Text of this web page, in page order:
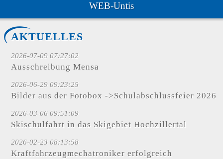
WEB-Untis
AKTUELLES
2026-07-09 07:27:02
Ausschreibung Mensa
2026-06-29 09:23:25
Bilder aus der Fotobox ->Schulabschlussfeier 2026
2026-03-06 09:51:09
Skischulfahrt in das Skigebiet Hochzillertal
2026-02-23 08:13:58
Kraftfahrzeugmechatroniker erfolgreich